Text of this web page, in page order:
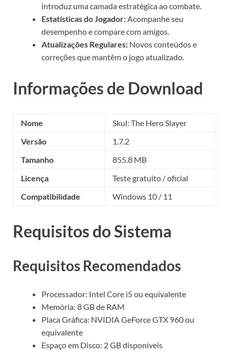
introduz uma camada estratégica ao combate.
Estatísticas do Jogador: Acompanhe seu
desempenho e compare com amigos.
Atualizações Regulares: Novos conteúdos e
correções que mantêm o jogo atualizado.
Informações de Download
Nome
Skul: The Hero Slayer
Versão
1.7.2
Tamanho
855.8 MB
Licença
Teste gratuito / oficial
Compatibilidade
Windows 10 / 11
Requisitos do Sistema
Requisitos Recomendados
Processador: Intel Core i5 ou equivalente
Memória: 8 GB de RAM
Placa Gráfica: NVIDIA GeForce GTX 960 ou
equivalente
Espaço em Disco: 2 GB disponíveis